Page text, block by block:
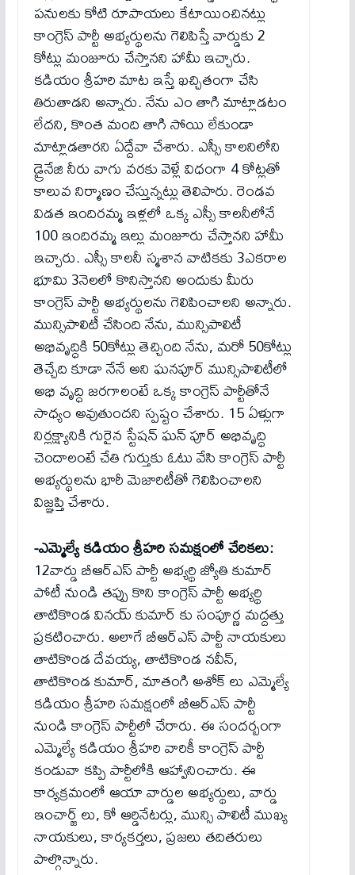
పనులకు కోటి రూపాయలు కేటాయించినట్లు
కాంగ్రెస్ పార్టీ అభ్యర్థులను గెలిపిస్తే వార్డుకు 2
కోట్లు మంజూరు చేస్తానని హామీ ఇచ్చారు.
కడియం శ్రీహరి మాట ఇస్తే ఖచ్చితంగా చేసి
తిరుతాడని అన్నారు. నేను ఎం తాగి మాట్లాడటం
లేదని, కొంత మంది తాగి సోయి లేకుండా
మాట్లాడతారని ఏద్దేవా చేశారు. ఎస్సీ కాలనిలోని
డ్రైనేజి నీరు వాగు వరకు వెళ్లే విధంగా 4 కోట్లతో
కాలువ నిర్మాణం చేస్తున్నట్లు తెలిపారు. రెండవ
విడత ఇందిరమ్మ ఇళ్లలో ఒక్క ఎస్సీ కాలనీలోనే
100 ఇందిరమ్మ ఇల్లు మంజూరు చేస్తానని హామీ
ఇచ్చారు. ఎస్సీ కాలనీ స్మశాన వాటికకు 3ఎకరాల
భూమి 3నెలలో కొనిస్తానని అందుకు మీరు
కాంగ్రెస్ పార్టీ అభ్యర్థులను గెలిపించాలని అన్నారు.
మున్సిపాలిటీ చేసింది నేను, మున్సిపాలిటీ
అభివృద్ధికి 50కోట్లు తెచ్చింది నేను, మరో 50కోట్లు
తెచ్చేది కూడా నేనే అని ఘనపూర్ మున్సిపాలిటీలో
అభి వృద్ధి జరగాలంటే ఒక్క కాంగ్రెస్ పార్టీతోనే
సాధ్యం అవుతుందని స్పష్టం చేశారు. 15 ఏళ్లుగా
నిర్లక్ష్యానికి గురైన స్టేషన్ ఘన్ పూర్ అభివృద్ధి
చెందాలంటే చేతి గుర్తుకు ఓటు వేసి కాంగ్రెస్ పార్టీ
అభ్యర్థులను భారీ మెజారిటీతో గెలిపించాలని
విజ్ఞప్తి చేశారు.
-ఎమ్మెల్యే కడియం శ్రీహరి సమక్షంలో చేరికలు:
12వార్డు బీఆర్ఎస్ పార్టీ అభ్యర్థి జ్యోతి కుమార్
పోటీ నుండి తప్పు కొని కాంగ్రెస్ పార్టీ అభ్యర్థి
తాటికొండ వినయ్ కుమార్ కు సంపూర్ణ మద్దత్తు
ప్రకటించారు. అలాగే బీఆర్ఎస్ పార్టీ నాయకులు
తాటికొండ దేవయ్య, తాటికొండ నవీన్,
తాటికొండ కుమార్, మాతంగి అశోక్ లు ఎమ్మెల్యే
కడియం శ్రీహరి సమక్షంలో బీఆర్ఎస్ పార్టీ
నుండి కాంగ్రెస్ పార్టీలో చేరారు. ఈ సందర్బంగా
ఎమ్మెల్యే కడియం శ్రీహరి వారికీ కాంగ్రెస్ పార్టీ
కండువా కప్పి పార్టీలోకి ఆహ్వానించారు. ఈ
కార్యక్రమంలో ఆయా వార్డుల అభ్యర్థులు, వార్డు
ఇంచార్జ్ లు, కో ఆర్డినేటర్లు, మున్సి పాలిటీ ముఖ్య
నాయకులు, కార్యకర్తలు, ప్రజలు తదితరులు
పాల్గొన్నారు.